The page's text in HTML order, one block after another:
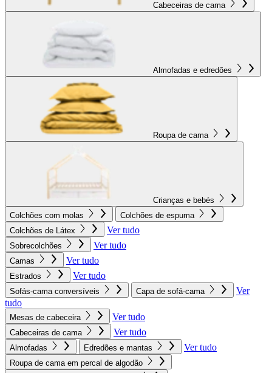
Cabeceiras de cama
Almofadas e edredões
Roupa de cama
Crianças e bebés
Colchões com molas
Colchões de espuma
Colchões de Látex
Ver tudo
Sobrecolchões Ver tudo
Camas Ver tudo
Estrados Ver tudo
Sofás-cama conversíveis Capa de sofá-cama
Ver
tudo
Mesas de cabeceira Ver tudo
Cabeceiras de cama Ver tudo
Almofadas Edredões e mantas Ver tudo
Roupa de cama em percal de algodão